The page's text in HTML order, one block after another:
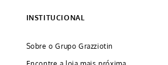
INSTITUCIONAL
Sobre o Grupo Grazziotin